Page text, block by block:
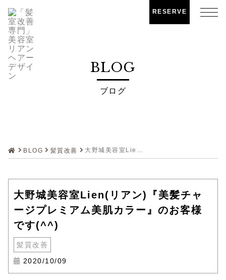
RESERVE
BLOG
ブログ
BLOG 髪質改善 大野城美容室Lien(リアン)『美髪チャージプレミアム美肌カラー』のお客様です(^^)
大野城美容室Lien(リアン)『美髪チャ
ージプレミアム美肌カラー』のお客様
です(^^)
髪質改善
2020/10/09